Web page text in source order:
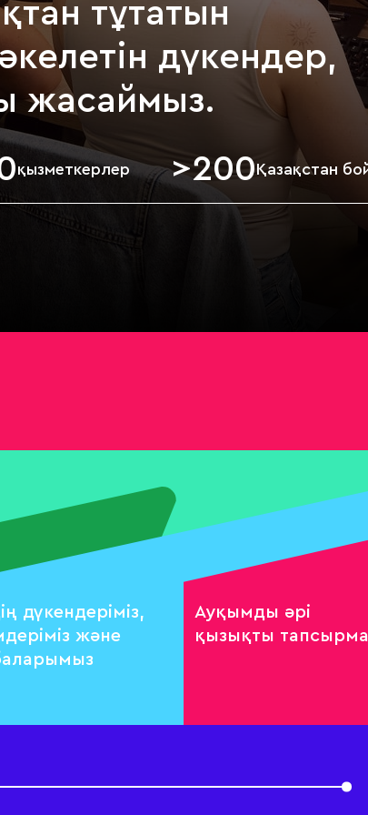
тұтатын
дүкендер,
жасаймыз.
қызметкерлер >200Қазақстан
дүкендеріміз,
және
Ауқымды әрі
қызықты